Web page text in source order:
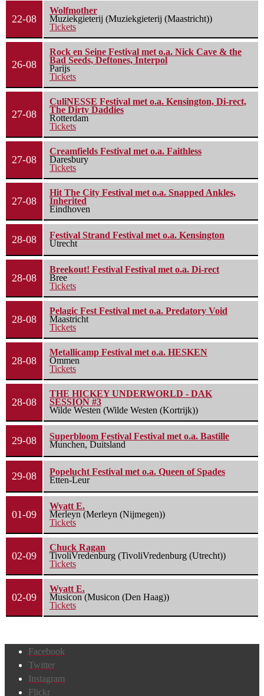
22-08
Wolfmother
Muziekgieterij (Muziekgieterij (Maastricht))
Tickets
26-08
Rock en Seine Festival met o.a. Nick Cave & the
Bad Seeds, Deftones, Interpol
Parijs
Tickets
27-08
CuliNESSE Festival met o.a. Kensington, Di-rect,
The Dirty Daddies
Rotterdam
Tickets
27-08
Creamfields Festival met o.a. Faithless
Daresbury
Tickets
27-08
Hit The City Festival met o.a. Snapped Ankles,
Inherited
Eindhoven
28-08
Festival Strand Festival met o.a. Kensington
Utrecht
28-08
Breekout! Festival Festival met o.a. Di-rect
Bree
Tickets
28-08
Pelagic Fest Festival met o.a. Predatory Void
Maastricht
Tickets
28-08
Metallicamp Festival met o.a. HESKEN
Ommen
Tickets
28-08
THE HICKEY UNDERWORLD - DAK
SESSION #3
Wilde Westen (Wilde Westen (Kortrijk))
29-08
Superbloom Festival Festival met o.a. Bastille
Munchen, Duitsland
29-08
Popelucht Festival met o.a. Queen of Spades
Etten-Leur
01-09
Wyatt E.
Merleyn (Merleyn (Nijmegen))
Tickets
02-09
Chuck Ragan
TivoliVredenburg (TivoliVredenburg (Utrecht))
Tickets
02-09
Wyatt E.
Musicon (Musicon (Den Haag))
Tickets
Facebook
Twitter
Instagram
Flickr